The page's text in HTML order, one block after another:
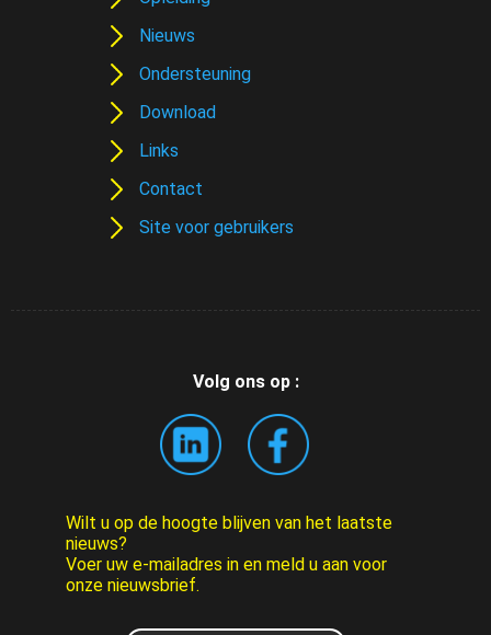
Nieuws
Ondersteuning
Download
Links
Contact
Site voor gebruikers
Volg ons op :
Wilt u op de hoogte blijven van het laatste
nieuws?
Voer uw e-mailadres in en meld u aan voor
onze nieuwsbrief.